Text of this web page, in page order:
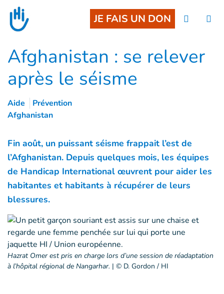
Goto main content
JE FAIS UN DON
Afghanistan : se relever
après le séisme
Aide
Prévention
Afghanistan
Fin août, un puissant séisme frappait l’est de
l’Afghanistan. Depuis quelques mois, les équipes
de Handicap International œuvrent pour aider les
habitantes et habitants à récupérer de leurs
blessures.
Hazrat Omer est pris en charge lors d’une session de réadaptation
à l’hôpital régional de Nangarhar. | © D. Gordon / HI